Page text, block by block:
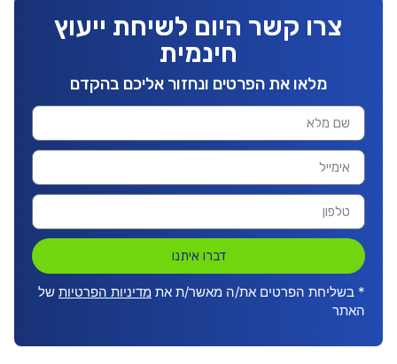
צרו קשר היום לשיחת ייעוץ
חינמית
מלאו את הפרטים ונחזור אליכם בהקדם
דברו איתנו
* בשליחת הפרטים את/ה מאשר/ת את מדיניות הפרטיות של
האתר